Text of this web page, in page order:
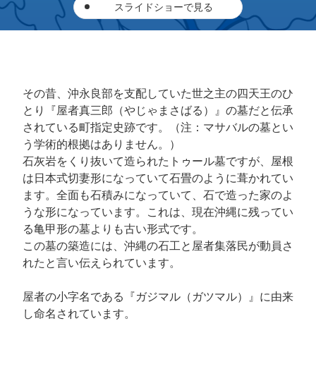
スライドショーで見る
その昔、沖永良部を支配していた世之主の四天王のひ
とり『屋者真三郎（やじゃまさばる）』の墓だと伝承
されている町指定史跡です。（注：マサバルの墓とい
う学術的根拠はありません。）
石灰岩をくり抜いて造られたトゥール墓ですが、屋根
は日本式切妻形になっていて石畳のように葺かれてい
ます。全面も石積みになっていて、石で造った家のよ
うな形になっています。これは、現在沖縄に残ってい
る亀甲形の墓よりも古い形式です。
この墓の築造には、沖縄の石工と屋者集落民が動員さ
れたと言い伝えられています。
屋者の小字名である『ガジマル（ガツマル）』に由来
し命名されています。